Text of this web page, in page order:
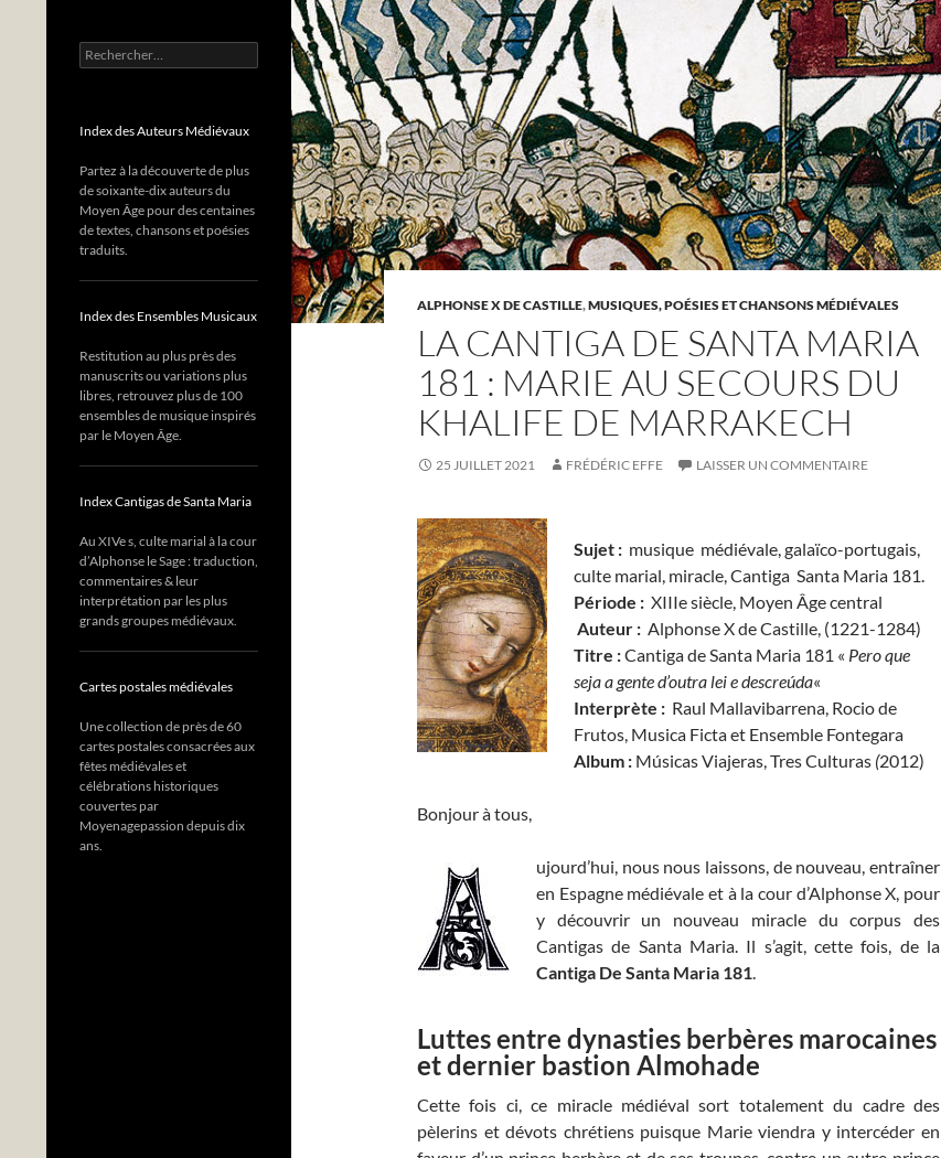
ALPHONSE X DE CASTILLE,MUSIQUES, POÉSIES ET CHANSONS MÉDIÉVALES
LA CANTIGA DE SANTA MARIA
181 : MARIE AU SECOURS DU
KHALIFE DE MARRAKECH
25 JUILLET 2021 FRÉDÉRIC EFFE LAISSER UN COMMENTAIRE
Sujet : musique médiévale, galaïco-portugais,
culte marial, miracle, Cantiga Santa Maria 181.
Période : XIIIe siècle, Moyen Âge central
Auteur : Alphonse X de Castille, (1221-1284)
Titre :Cantiga de Santa Maria 181 « Pero que
seja a gente d’outra lei e descreúda«
Interprète : Raul Mallavibarrena, Rocio de
Frutos, Musica Ficta et Ensemble Fontegara
Album : Músicas Viajeras, Tres Culturas (2012)
Bonjour à tous,
ujourd’hui, nous nous laissons, de nouveau, entraîner
en Espagne médiévale et à la cour d’Alphonse X, pour
y découvrir un nouveau miracle du corpus des
Cantigas de Santa Maria. Il s’agit, cette fois, de la
Cantiga De Santa Maria 181.
Luttes entre dynasties berbères marocaines
et dernier bastion Almohade
Cette fois ci, ce miracle médiéval sort totalement du cadre des
pèlerins et dévots chrétiens puisque Marie viendra y intercéder en
Rechercher :
Index des Auteurs Médiévaux
Partez à la découverte de plus
de soixante-dix auteurs du
Moyen Âge pour des centaines
de textes, chansons et poésies
traduits.
Index des Ensembles Musicaux
Restitution au plus près des
manuscrits ou variations plus
libres, retrouvez plus de 100
ensembles de musique inspirés
par le Moyen Âge.
Index Cantigas de Santa Maria
Au XIVe s, culte marial à la cour
d’Alphonse le Sage : traduction,
commentaires & leur
interprétation par les plus
grands groupes médiévaux.
Cartes postales médiévales
Une collection de près de 60
cartes postales consacrées aux
fêtes médiévales et
célébrations historiques
couvertes par
Moyenagepassion depuis dix
ans.